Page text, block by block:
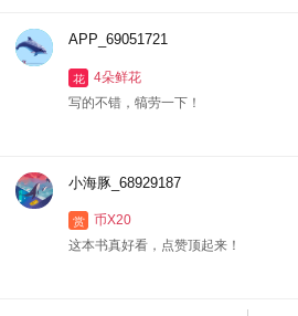
APP_69051721
花
4朵鲜花
写的不错，犒劳一下！
小海豚_68929187
赏
币X20
这本书真好看，点赞顶起来！